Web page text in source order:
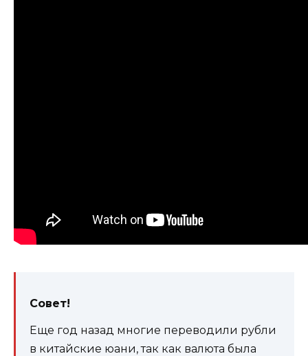
Совет!
Еще год назад многие переводили рубли
в китайские юани, так как валюта была